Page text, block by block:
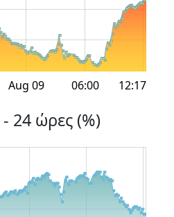
12:17
Aug 09 06:00
24 ώρες (%)